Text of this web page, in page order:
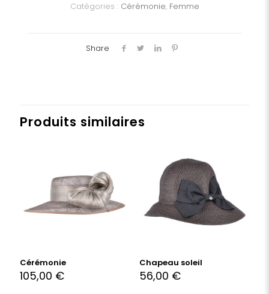
Catégories : Cérémonie, Femme
Share
Produits similaires
Cérémonie
105,00 €
Chapeau soleil
56,00 €